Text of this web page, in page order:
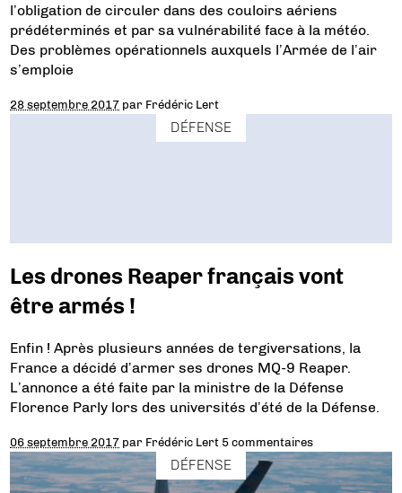
l’obligation de circuler dans des couloirs aériens
prédéterminés et par sa vulnérabilité face à la météo.
Des problèmes opérationnels auxquels l’Armée de l’air
s’emploie
28 septembre 2017 par Frédéric Lert
DÉFENSE
Les drones Reaper français vont
être armés !
Enfin ! Après plusieurs années de tergiversations, la
France a décidé d’armer ses drones MQ-9 Reaper.
L’annonce a été faite par la ministre de la Défense
Florence Parly lors des universités d’été de la Défense.
06 septembre 2017 par Frédéric Lert 5 commentaires
DÉFENSE